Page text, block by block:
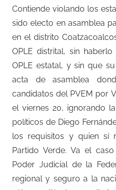
Contiende violando los
sido electo en asamblea
en el distrito
OPLE distrital, sin
OPLE estatal, y sin que
acta de asamblea
candidatos del PVEM por
el viernes 20, ignorando
políticos de Diego
los requisitos y quien sí
Partido Verde. Va el
Poder Judicial de la
regional y seguro a la